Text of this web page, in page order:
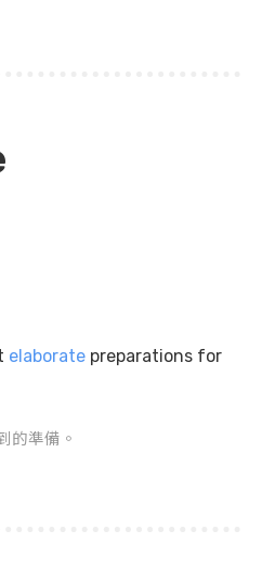
elaborate preparations for
的準備。